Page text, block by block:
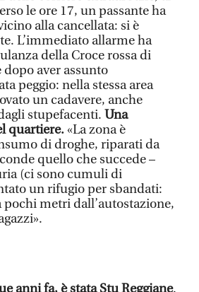
le ore 17, un passante ha
alla cancellata: si è
L’immediato allarme ha
della Croce rossa di
aver assunto
peggio: nella stessa area
un cadavere, anche
stupefacenti. Una
quartiere.«La zona è
di droghe, riparati da
quello che succede –
(ci sono cumuli di
un rifugio per sbandati:
metri dall’autostazione,
anni fa, è stata Stu Reggiane.